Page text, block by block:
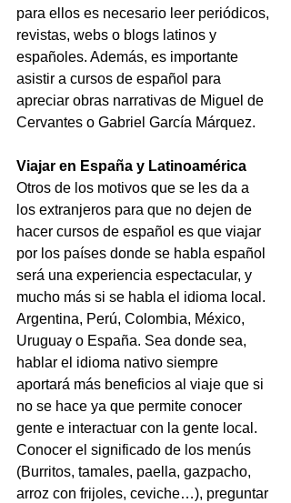
para ellos es necesario leer periódicos,
revistas, webs o blogs latinos y
españoles. Además, es importante
asistir a cursos de español para
apreciar obras narrativas de Miguel de
Cervantes o Gabriel García Márquez.
Viajar en España y Latinoamérica
Otros de los motivos que se les da a
los extranjeros para que no dejen de
hacer cursos de español es que viajar
por los países donde se habla español
será una experiencia espectacular, y
mucho más si se habla el idioma local.
Argentina, Perú, Colombia, México,
Uruguay o España. Sea donde sea,
hablar el idioma nativo siempre
aportará más beneficios al viaje que si
no se hace ya que permite conocer
gente e interactuar con la gente local.
Conocer el significado de los menús
(Burritos, tamales, paella, gazpacho,
arroz con frijoles, ceviche…), preguntar